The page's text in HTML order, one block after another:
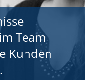
Team
Kunden